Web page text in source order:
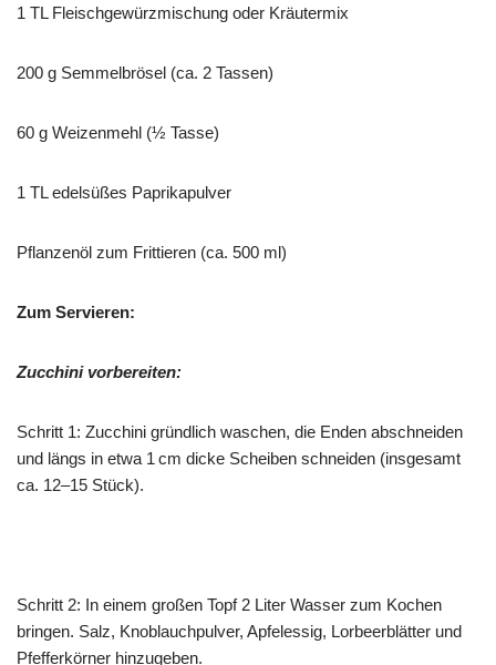
1 TL Fleischgewürzmischung oder Kräutermix
200 g Semmelbrösel (ca. 2 Tassen)
60 g Weizenmehl (½ Tasse)
1 TL edelsüßes Paprikapulver
Pflanzenöl zum Frittieren (ca. 500 ml)
Zum Servieren:
Zucchini vorbereiten:
Schritt 1: Zucchini gründlich waschen, die Enden abschneiden
und längs in etwa 1 cm dicke Scheiben schneiden (insgesamt
ca. 12–15 Stück).
Schritt 2: In einem großen Topf 2 Liter Wasser zum Kochen
bringen. Salz, Knoblauchpulver, Apfelessig, Lorbeerblätter und
Pfefferkörner hinzugeben.